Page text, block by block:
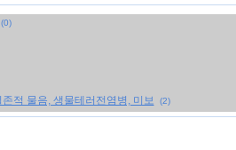
(0)
적 물음, 생물테러전염병, 미보 (2)